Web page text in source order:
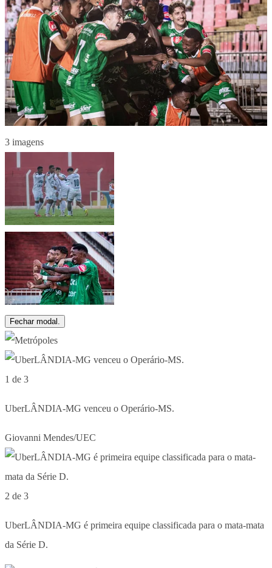
3 imagens
Fechar modal.
1 de 3
UberLÂNDIA-MG venceu o Operário-MS.
Giovanni Mendes/UEC
2 de 3
UberLÂNDIA-MG é primeira equipe classificada para o mata-mata
da Série D.